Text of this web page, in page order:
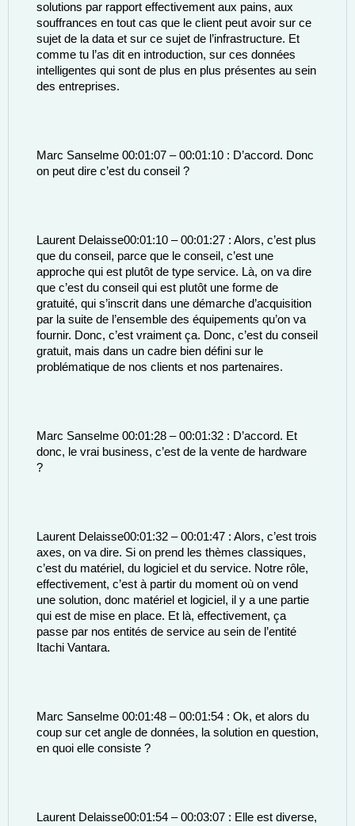
solutions par rapport effectivement aux pains, aux
souffrances en tout cas que le client peut avoir sur ce
sujet de la data et sur ce sujet de l’infrastructure. Et
comme tu l’as dit en introduction, sur ces données
intelligentes qui sont de plus en plus présentes au sein
des entreprises.
Marc Sanselme 00:01:07 – 00:01:10 : D’accord. Donc
on peut dire c’est du conseil ?
Laurent Delaisse00:01:10 – 00:01:27 : Alors, c’est plus
que du conseil, parce que le conseil, c’est une
approche qui est plutôt de type service. Là, on va dire
que c’est du conseil qui est plutôt une forme de
gratuité, qui s’inscrit dans une démarche d’acquisition
par la suite de l’ensemble des équipements qu’on va
fournir. Donc, c’est vraiment ça. Donc, c’est du conseil
gratuit, mais dans un cadre bien défini sur le
problématique de nos clients et nos partenaires.
Marc Sanselme 00:01:28 – 00:01:32 : D’accord. Et
donc, le vrai business, c’est de la vente de hardware
?
Laurent Delaisse00:01:32 – 00:01:47 : Alors, c’est trois
axes, on va dire. Si on prend les thèmes classiques,
c’est du matériel, du logiciel et du service. Notre rôle,
effectivement, c’est à partir du moment où on vend
une solution, donc matériel et logiciel, il y a une partie
qui est de mise en place. Et là, effectivement, ça
passe par nos entités de service au sein de l’entité
Itachi Vantara.
Marc Sanselme 00:01:48 – 00:01:54 : Ok, et alors du
coup sur cet angle de données, la solution en question,
en quoi elle consiste ?
Laurent Delaisse00:01:54 – 00:03:07 : Elle est diverse,